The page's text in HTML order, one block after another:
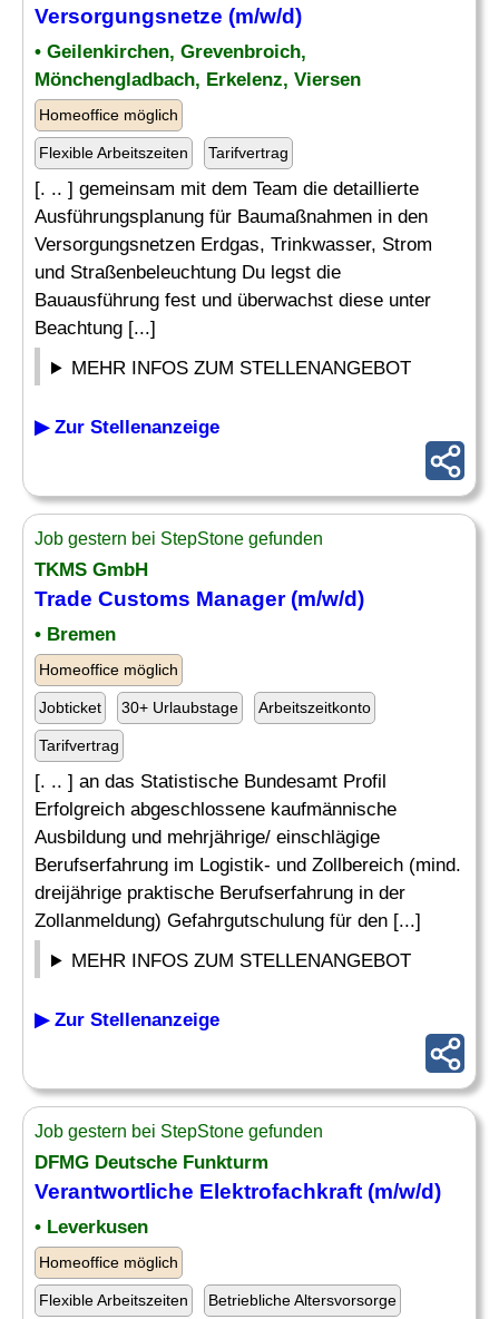
Versorgungsnetze (m/w/d)
• Geilenkirchen, Grevenbroich,
Mönchengladbach, Erkelenz, Viersen
Homeoffice möglich
Flexible Arbeitszeiten Tarifvertrag
[. .. ] gemeinsam mit dem Team die detaillierte
Ausführungsplanung für Baumaßnahmen in den
Versorgungsnetzen Erdgas, Trinkwasser, Strom
und Straßenbeleuchtung Du legst die
Bauausführung fest und überwachst diese unter
Beachtung [...]
MEHR INFOS ZUM STELLENANGEBOT
▶ Zur Stellenanzeige
Job gestern bei StepStone gefunden
TKMS GmbH
Trade Customs Manager (m/w/d)
• Bremen
Homeoffice möglich
Jobticket 30+ Urlaubstage Arbeitszeitkonto
Tarifvertrag
[. .. ] an das Statistische Bundesamt Profil
Erfolgreich abgeschlossene kaufmännische
Ausbildung und mehrjährige/ einschlägige
Berufserfahrung im Logistik- und Zollbereich (mind.
dreijährige praktische Berufserfahrung in der
Zollanmeldung) Gefahrgutschulung für den [...]
MEHR INFOS ZUM STELLENANGEBOT
▶ Zur Stellenanzeige
Job gestern bei StepStone gefunden
DFMG Deutsche Funkturm
Verantwortliche Elektrofachkraft (m/w/d)
• Leverkusen
Homeoffice möglich
Flexible Arbeitszeiten Betriebliche Altersvorsorge